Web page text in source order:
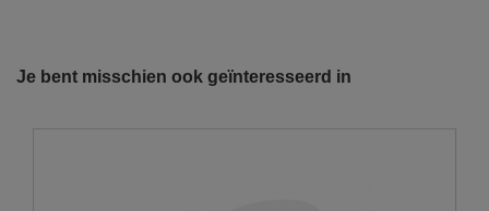
Soortelijk gewicht 1700kg/m³
grond, grind, schors, ...
Je bent misschien ook geïnteresseerd in